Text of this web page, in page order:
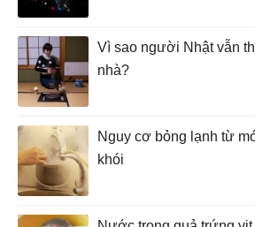
Vì sao người Nhật vẫn
nhà?
Nguy cơ bỏng lạnh từ
khói